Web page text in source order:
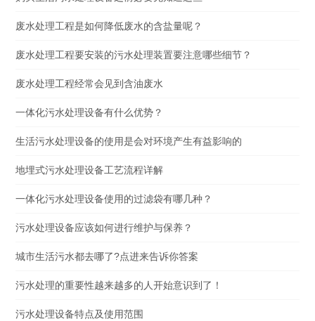
废水处理工程是如何降低废水的含盐量呢？
废水处理工程要安装的污水处理装置要注意哪些细节？
废水处理工程经常会见到含油废水
一体化污水处理设备有什么优势？
生活污水处理设备的使用是会对环境产生有益影响的
地埋式污水处理设备工艺流程详解
一体化污水处理设备使用的过滤袋有哪几种？
污水处理设备应该如何进行维护与保养？
城市生活污水都去哪了?点进来告诉你答案
污水处理的重要性越来越多的人开始意识到了！
污水处理设备特点及使用范围